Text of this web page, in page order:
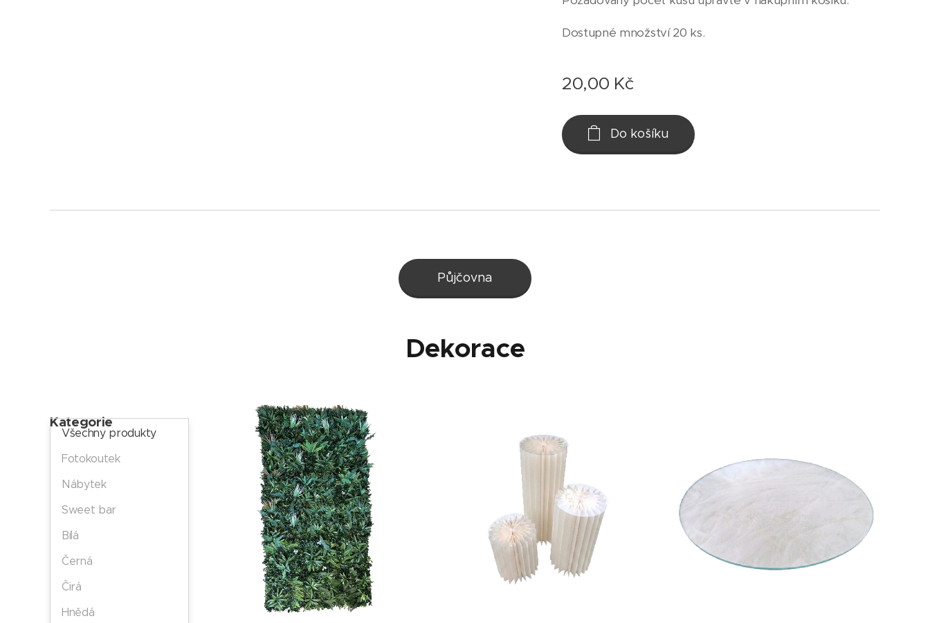
Dostupné množství 20 ks.
20,00 Kč
Do košíku
Půjčovna
Dekorace
Kategorie
Všechny produkty
Fotokoutek
Nábytek
Sweet bar
Bílá
Černá
Čirá
Hnědá